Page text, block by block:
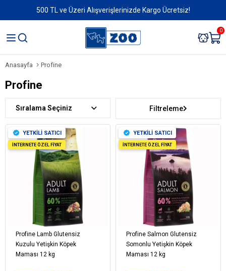
500 TL ve Üzeri Alışverişlerinizde Kargo Ücretsiz!
0
Anasayfa Profine
Profine
Filtreleme
Sıralama
Profine Lamb Glutensiz
Kuzulu Yetişkin Köpek
Maması 12 kg
YETKİLİ SATICI
İNTERNETE ÖZEL FİYAT
Profine Salmon Glutensiz
Somonlu Yetişkin Köpek
Maması 12 kg
YETKİLİ SATICI
İNTERNETE ÖZEL FİYAT